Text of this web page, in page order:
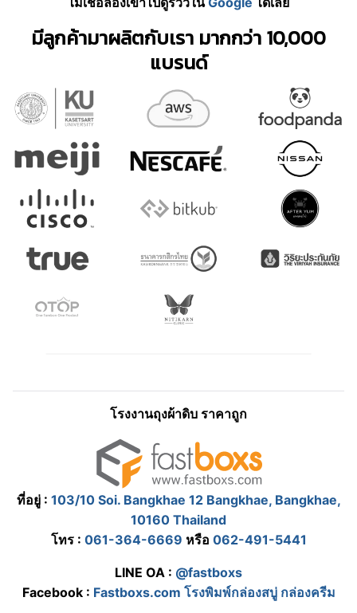
มีลูกค้ามาผลิตกับเรา มากกว่า 10,000
แบรนด์
โรงงานถุงผ้าดิบ ราคาถูก
ที่อยู่ : 103/10 Soi. Bangkhae 12 Bangkhae, Bangkhae,
10160 Thailand
โทร : 061-364-6669 หรือ 062-491-5441
LINE OA : @fastboxs
Facebook : Fastboxs.com โรงพิมพ์กล่องสบู่ กล่องครีม